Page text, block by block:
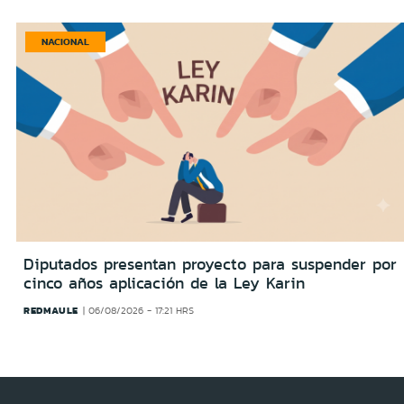
NACIONAL
Diputados presentan proyecto para suspender por
cinco años aplicación de la Ley Karin
REDMAULE 06/08/2026 - 17:21 HRS